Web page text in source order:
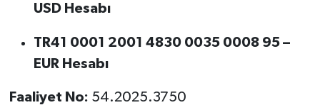
USD Hesabı
TR41 0001 2001 4830 0035 0008 95 –
EUR Hesabı
Faaliyet No: 54.2025.3750